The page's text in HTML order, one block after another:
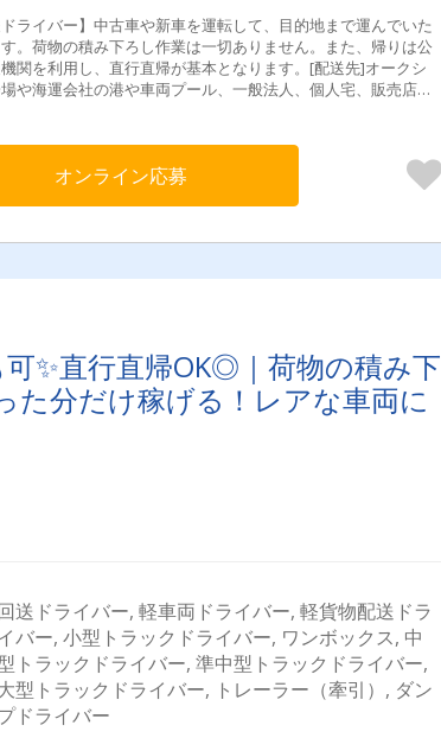
ドライバー】中古車や新車を運転して、目的地まで運んでいた
。荷物の積み下ろし作業は一切ありません。また、帰りは公
関を利用し、直行直帰が基本となります。[配送先]オークシ
や海運会社の港や車両プール、一般法人、個人宅、販売店な
の流れ]公共交通機関を使い引取先へお伺い→車輛点検→安全
＜東京都＞23区内、八王子市、町田市、羽村市＜埼玉県＞上尾
いたま市、川口市、春日部市、川越市、戸田市、三郷市、熊谷
谷市、鴻巣市、日高市、所沢市、狭山市、入間市＜神奈川県＞
田市、柏市、白井市、船橋市、市川市、印西市、佐倉市、四
水戸市、ひたちなか市、日立市、鹿嶋市、神栖市＜群馬県＞
オンライン応募
✨直行直帰OK◎｜荷物の積み下
た分だけ稼げる！レアな車両に
送ドライバー, 軽車両ドライバー, 軽貨物配送ドラ
バー, 小型トラックドライバー, ワンボックス, 中
トラックドライバー, 準中型トラックドライバー,
型トラックドライバー, トレーラー（牽引）, ダン
ドライバー